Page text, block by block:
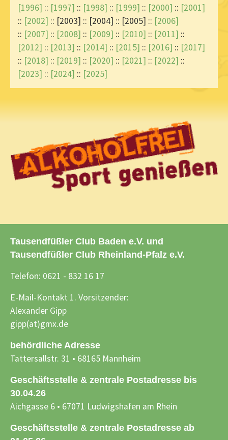
[1996] :: [1997] :: [1998] :: [1999] :: [2000] :: [2001]
:: [2002] :: [2003] :: [2004] :: [2005] :: [2006]
:: [2007] :: [2008] :: [2009] :: [2010] :: [2011] ::
[2012] :: [2013] :: [2014] :: [2015] :: [2016] :: [2017]
:: [2018] :: [2019] :: [2020] :: [2021] :: [2022] ::
[2023] :: [2024] :: [2025]
Tausendfüßler Club Baden e.V. und
Tausendfüßler Club Rheinland-Pfalz e.V.
Telefon: 0621 - 832 16 17
E-Mail-Kontakt 1. Vorsitzender:
Alexander Gipp
gipp(at)gmx.de
behördliche Adresse
Tattersallstr. 31 • 68165 Mannheim
Geschäftsstelle & zentrale Postadresse bis
30.04.26
Aichgasse 6 • 67071 Ludwigshafen am Rhein
Geschäftsstelle & zentrale Postadresse ab